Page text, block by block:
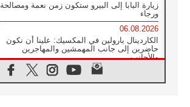
زيارة البابا إلى البيرو ستكون زمن نعمة ومصالحة
ورجاء
06.08.2026
الكاردينال بارولين في المكسيك: علينا أن نكون
حاضرين إلى جانب المهمشين والمهاجرين
والأجانب
البابا لاوُن الرابع عشر للشباب في أسيزي: